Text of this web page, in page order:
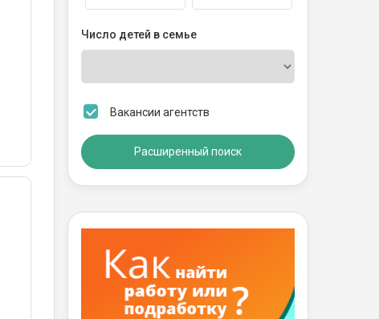
Число детей в семье
Вакансии агентств
Расширенный поиск